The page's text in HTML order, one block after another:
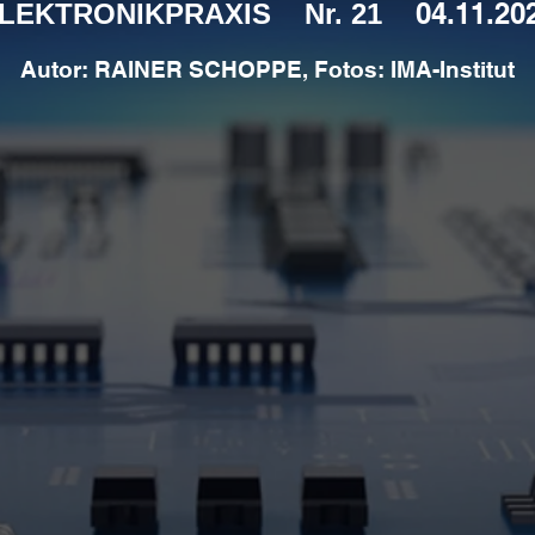
Nr. 21 04.11.2
Autor: RAINER SCHOPPE, Fotos: IMA-Institut